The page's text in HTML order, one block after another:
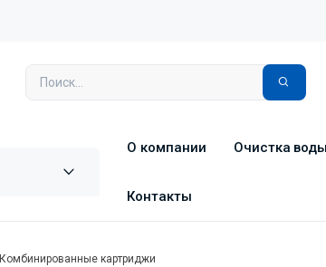
О компании Очистка
Контакты
Комбинированные картриджи